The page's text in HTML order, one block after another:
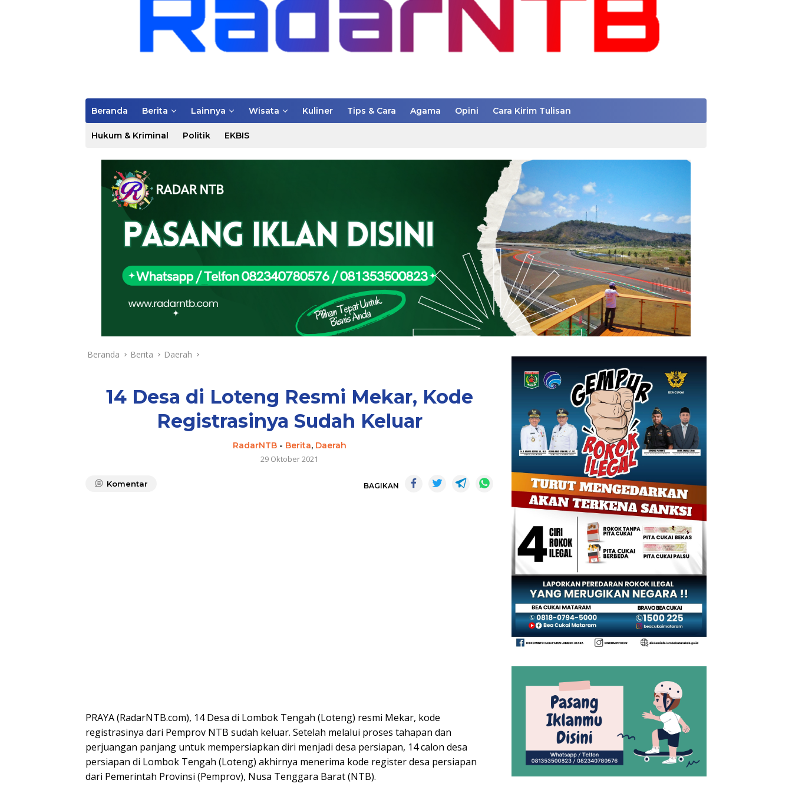
Beranda Berita Lainnya Wisata Kuliner Tips & Cara Agama Opini Cara Kirim Tulisan
Hukum & Kriminal Politik EKBIS
Beranda Berita Daerah
14 Desa di Loteng Resmi Mekar, Kode
Registrasinya Sudah Keluar
RadarNTB- Berita, Daerah
29 Oktober 2021
Komentar BAGIKAN
PRAYA (RadarNTB.com), 14 Desa di Lombok Tengah (Loteng) resmi Mekar, kode
registrasinya dari Pemprov NTB sudah keluar. Setelah melalui proses tahapan dan
perjuangan panjang untuk mempersiapkan diri menjadi desa persiapan, 14 calon desa
persiapan di Lombok Tengah (Loteng) akhirnya menerima kode register desa persiapan
dari Pemerintah Provinsi (Pemprov), Nusa Tenggara Barat (NTB).